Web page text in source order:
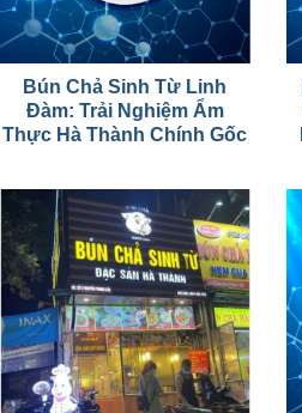
Bún Chả Sinh Từ Linh
Đàm: Trải Nghiệm Ẩm
Thực Hà Thành Chính Gốc